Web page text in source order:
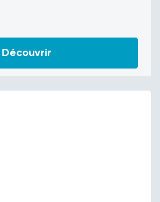
Découvrir